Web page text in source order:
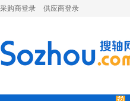
采购商登录 供应商登录